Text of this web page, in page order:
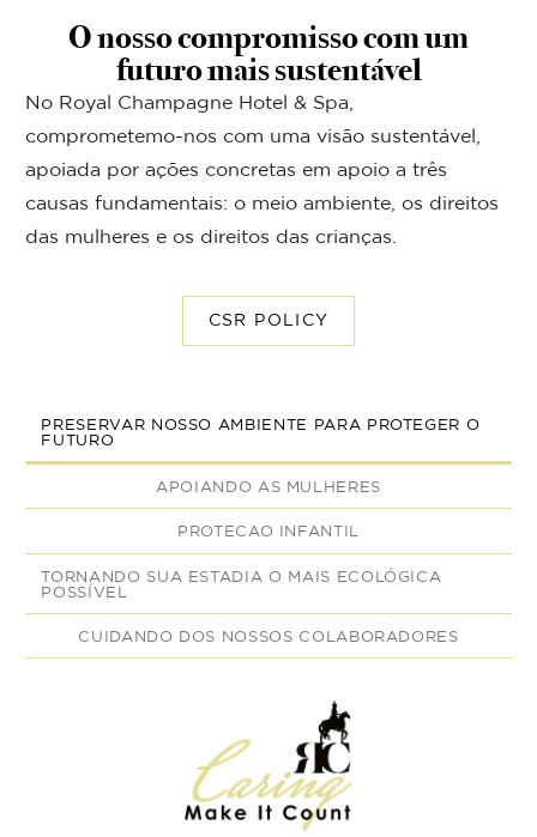
O nosso compromisso com um
futuro mais sustentável
No Royal Champagne Hotel & Spa,
comprometemo-nos com uma visão sustentável,
apoiada por ações concretas em apoio a três
causas fundamentais: o meio ambiente, os direitos
das mulheres e os direitos das crianças.
CSR POLICY
PRESERVAR NOSSO AMBIENTE PARA PROTEGER O
FUTURO
APOIANDO AS MULHERES
PROTECAO INFANTIL
TORNANDO SUA ESTADIA O MAIS ECOLÓGICA
POSSÍVEL
CUIDANDO DOS NOSSOS COLABORADORES